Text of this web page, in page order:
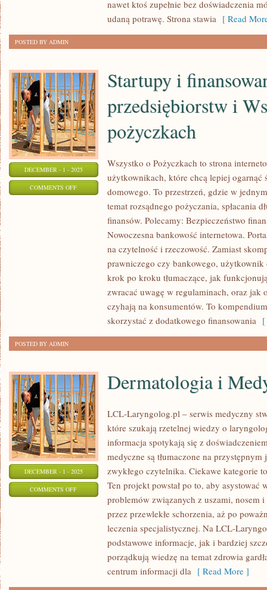
ENERGIA
I
nawet ktoś zupełnie bez doświadczenia
udaną potrawę. Strona stawia [ Read
POSTED BY ADMIN
DECEMBER - 1 - 2025
COMMENTS OFFON
FINANSOWANIE
PRZEDSIĘBIORSTW
WSZYSTKO
POŻYCZKACH
Startupy i
przedsiębiorstw i
pożyczkach
Wszystko o Pożyczkach to strona
użytkownikach, które chcą lepiej ogarnąć
domowego. To przestrzeń, gdzie w
temat rozsądnego pożyczania, spłacania
finansów. Polecamy: Bezpieczeństwo
Nowoczesna bankowość internetowa.
na czytelność i rzeczowość. Zamiast
prawniczego czy bankowego,
krok po kroku tłumaczące, jak
zwracać uwagę w regulaminach, oraz jak
czyhają na konsumentów. To
skorzystać z dodatkowego finansowania [
POSTED BY ADMIN
DECEMBER - 1 - 2025
COMMENTS OFFON
DERMATOLOGIA
MEDYCYNA
Dermatologia i
LCL-Laryngolog.pl – serwis medyczny
które szukają rzetelnej wiedzy o
informacja spotykają się z
medyczne są tłumaczone na
zwykłego czytelnika. Ciekawe kategorie
Ten projekt powstał po to, aby asystować
problemów związanych z uszami, nosem
przez przewlekłe schorzenia, aż po
leczenia specjalistycznej. Na LCL-
podstawowe informacje, jak i bardziej
porządkują wiedzę na temat zdrowia
centrum informacji dla [ Read More ]